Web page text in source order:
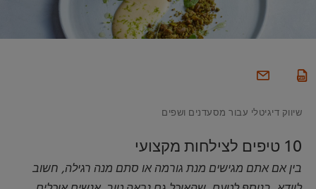
שיווק דיגיטלי עבור מסעדנים ושפים
10 טיפים לצילחות מקצועי
בין אם אתם מגישים מנת גורמה או סתם מנה רגילה, חשוב